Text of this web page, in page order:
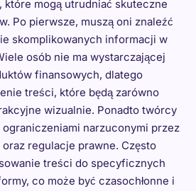
które mogą utrudniać skuteczne
Po pierwsze, muszą oni znaleźć
skomplikowanych informacji w
osób nie ma wystarczającej
finansowych, dlatego
treści, które będą zarówno
wizualnie. Ponadto twórcy
ograniczeniami narzuconymi przez
regulacje prawne. Często
treści do specyficznych
co może być czasochłonne i